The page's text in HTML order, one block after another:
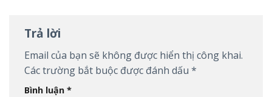
Trả lời
Email của bạn sẽ không được hiển thị công khai.
Các trường bắt buộc được đánh dấu *
Bình luận *